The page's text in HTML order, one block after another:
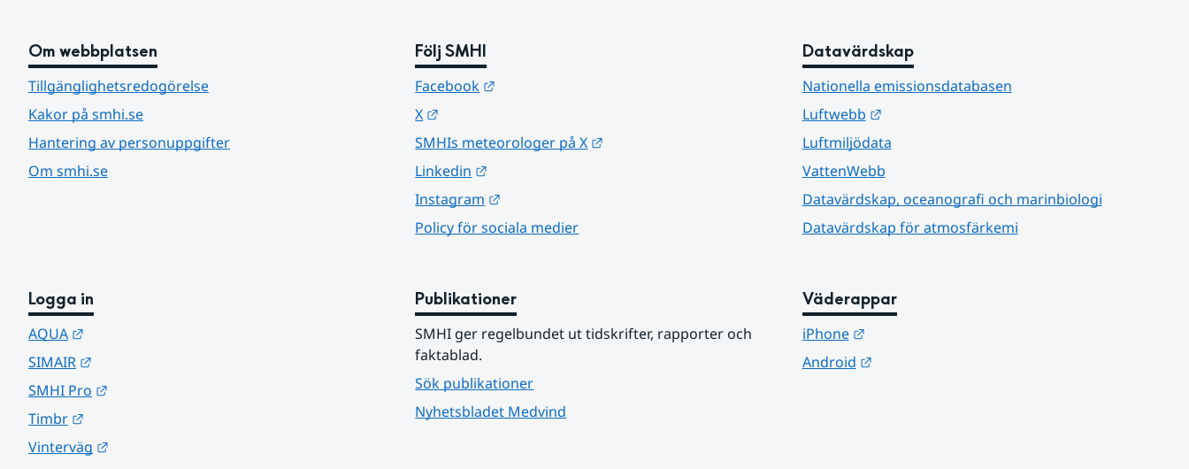
Om webbplatsen
Tillgänglighetsredogörelse
Kakor på smhi.se
Hantering av personuppgifter
Om smhi.se
Följ SMHI
Facebook
X
SMHIs meteorologer på X
Linkedin
Instagram
Policy för sociala medier
Datavärdskap
Nationella emissionsdatabasen
Luftwebb
Länk till annan webbplats.
Luftmiljödata
VattenWebb
Datavärdskap, oceanografi och marinbiologi
Datavärdskap för atmosfärkemi
Logga in
AQUA
SIMAIR
SMHI Pro
Timbr
Vinterväg
Publikationer
SMHI ger regelbundet ut tidskrifter, rapporter och
faktablad.
Sök publikationer
Nyhetsbladet Medvind
Väderappar
iPhone
Länk till annan webbplats.
Android
Länk till annan webbplats.